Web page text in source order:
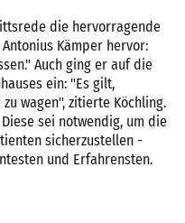
die hervorragende
Kämper hervor:
Auch ging er auf die
ein: "Es gilt,
wagen", zitierte Köchling.
sei notwendig, um die
sicherzustellen -
und Erfahrensten.